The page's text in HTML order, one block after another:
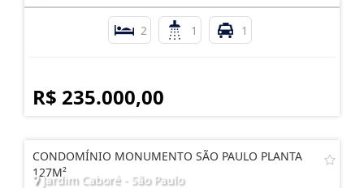
2 1 1
R$ 235.000,00
CONDOMÍNIO MONUMENTO SÃO PAULO PLANTA
127M²
Jardim Caboré - São Paulo